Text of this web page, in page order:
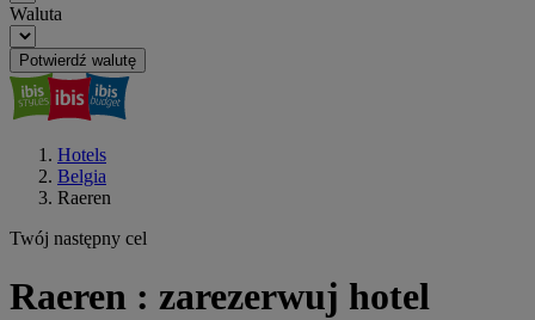
Waluta
Potwierdź walutę
Hotels
Belgia
Raeren
Twój następny cel
Raeren : zarezerwuj hotel